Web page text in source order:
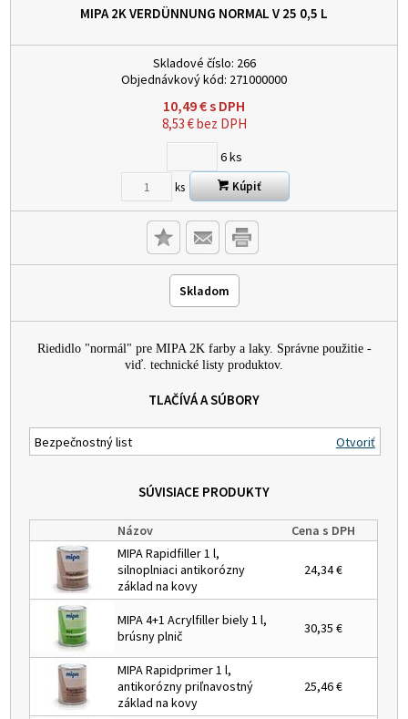
MIPA 2K VERDÜNNUNG NORMAL V 25 0,5 L
Skladové číslo: 266
Objednávkový kód: 271000000
10,49€s DPH
8,53€bez DPH
6ks
ks Kúpiť
Skladom
Riedidlo "normál" pre MIPA 2K farby a laky. Správne použitie -
viď. technické listy produktov.
TLAČÍVÁ A SÚBORY
Bezpečnostný list Otvoriť
SÚVISIACE PRODUKTY
Názov
Cena s DPH
MIPA Rapidfiller 1 l,
silnoplniaci antikorózny
základ na kovy
24,34 €
MIPA 4+1 Acrylfiller biely 1 l,
brúsny plnič
30,35 €
MIPA Rapidprimer 1 l,
antikorózny priľnavostný
základ na kovy
25,46 €